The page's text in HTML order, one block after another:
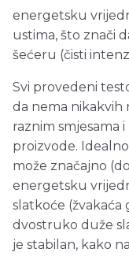
energetsku
ustima, što znači
šećeru (čisti
Svi provedeni
da nema nikakvih
raznim smjesama
proizvode.
može značajno
energetsku
slatkoće (žvakaća
dvostruko duže
je stabilan, kako